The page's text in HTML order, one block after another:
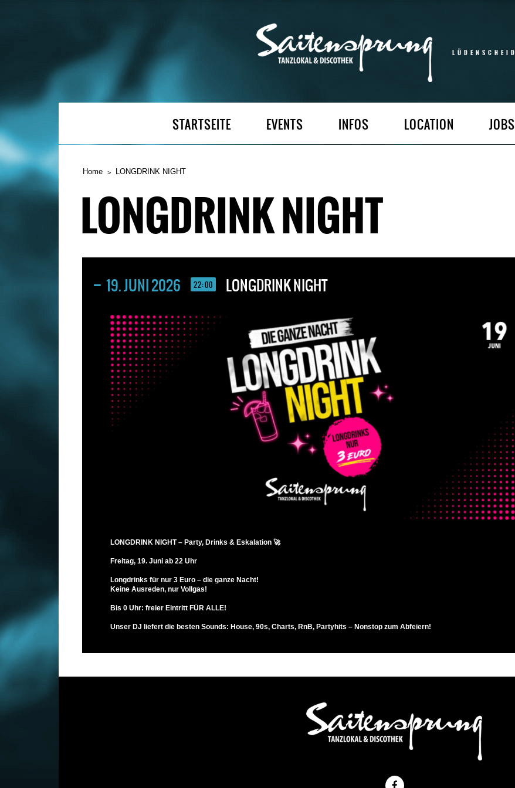
LÜDENSCHEID
STARTSEITE EVENTS INFOS LOCATION JOBS
Home LONGDRINK NIGHT
LONGDRINK NIGHT
19. JUNI 2026 22:00 LONGDRINK NIGHT
LONGDRINK NIGHT – Party, Drinks & Eskalation 🚀
Freitag, 19. Juni ab 22 Uhr
Longdrinks für nur 3 Euro – die ganze Nacht!
Keine Ausreden, nur Vollgas!
Bis 0 Uhr: freier Eintritt FÜR ALLE!
Unser DJ liefert die besten Sounds: House, 90s, Charts, RnB, Partyhits – Nonstop zum Abfeiern!